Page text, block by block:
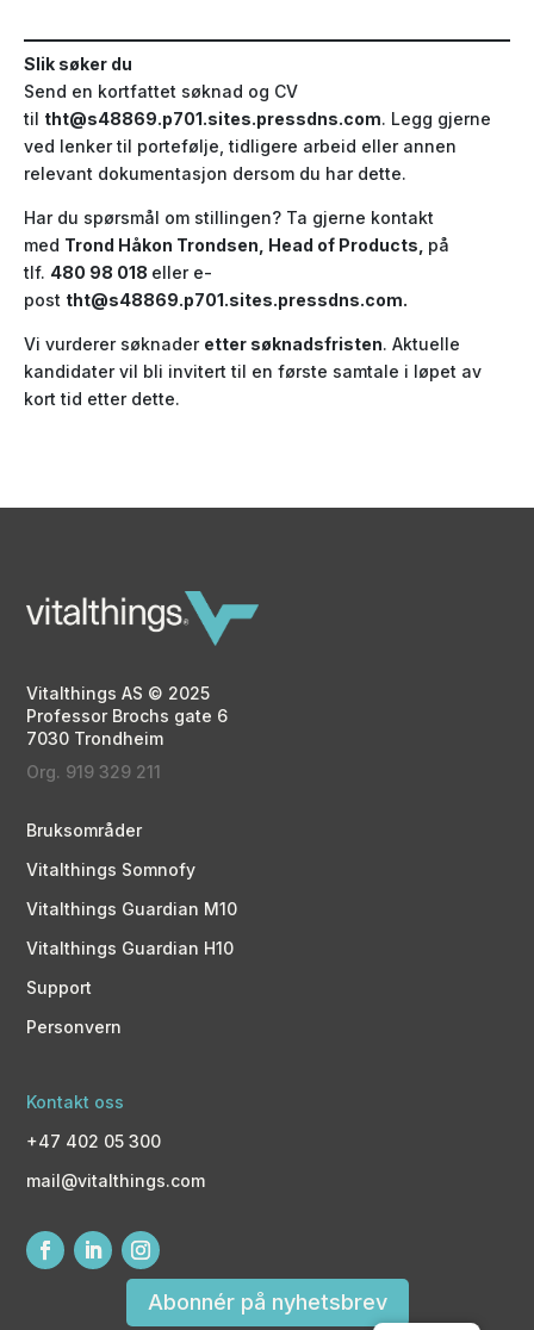
Slik søker du
Send en kortfattet søknad og CV
til tht@s48869.p701.sites.pressdns.com. Legg gjerne
ved lenker til portefølje, tidligere arbeid eller annen
relevant dokumentasjon dersom du har dette.
Har du spørsmål om stillingen? Ta gjerne kontakt
med Trond Håkon Trondsen, Head of Products, på
tlf. 480 98 018 eller e-
post tht@s48869.p701.sites.pressdns.com.
Vi vurderer søknader etter søknadsfristen. Aktuelle
kandidater vil bli invitert til en første samtale i løpet av
kort tid etter dette.
Vitalthings AS © 2025
Professor Brochs gate 6
7030 Trondheim
Org. 919 329 211
Bruksområder
Vitalthings Somnofy
Vitalthings Guardian M10
Vitalthings Guardian H10
Support
Personvern
Kontakt oss
+47 402 05 300
mail@vitalthings.com
Abonnér på nyhetsbrev